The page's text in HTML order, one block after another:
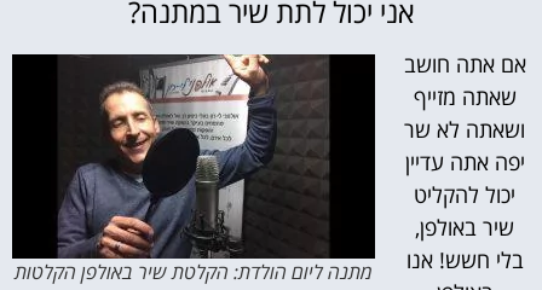
אני יכול לתת שיר במתנה?
מתנה ליום הולדת: הקלטת שיר באולפן הקלטות
אם אתה חושב
שאתה מזייף
ושאתה לא שר
יפה אתה עדיין
יכול להקליט
שיר באולפן,
בלי חשש! אנו